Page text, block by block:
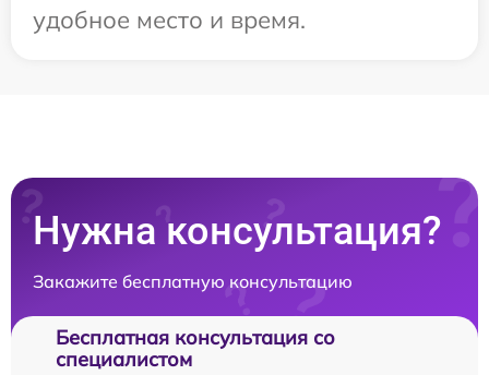
удобное место и время.
Нужна консультация?
Закажите бесплатную консультацию
Бесплатная консультация со
специалистом